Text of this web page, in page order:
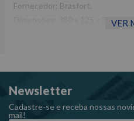
Fornecedor: Brasfort.
Dimensões: 380 x 125 x 35 mm.
VER
Newsletter
Cadastre-se e receba nossas
mail!